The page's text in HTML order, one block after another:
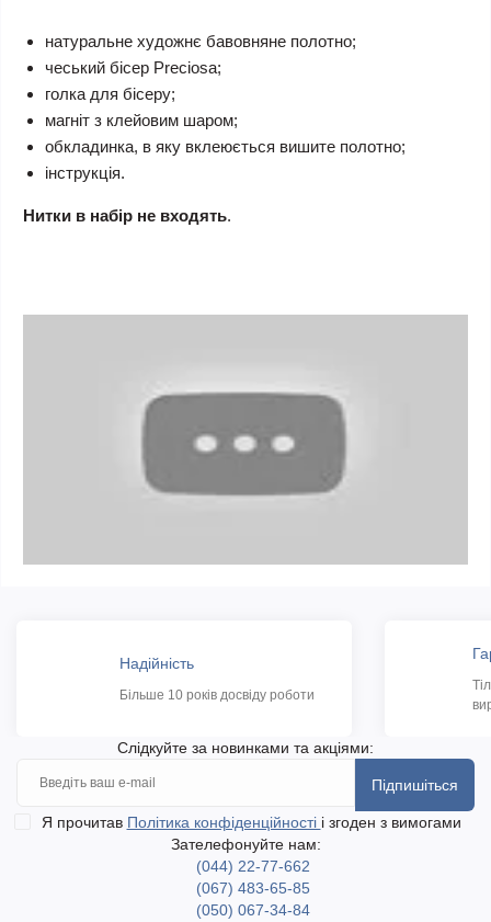
натуральне художнє бавовняне полотно;
чеський бісер Preciosa;
голка для бісеру;
магніт з клейовим шаром;
обкладинка, в яку вклеюється вишите полотно;
інструкція.
Нитки в набір не входять.
Надійність
Більше 10 років досвіду роботи
Слідкуйте за новинками та акціями:
Підпишіться
Я прочитав Політика конфіденційності і згоден з вимогами
Зателефонуйте нам:
(044) 22-77-662
(067) 483-65-85
(050) 067-34-84